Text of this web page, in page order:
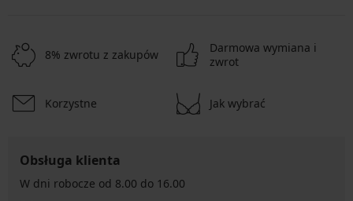
8% zwrotu z zakupów
Darmowa wymiana i
zwrot
Korzystne Jak wybrać
Obsługa klienta
W dni robocze od 8.00 do 16.00